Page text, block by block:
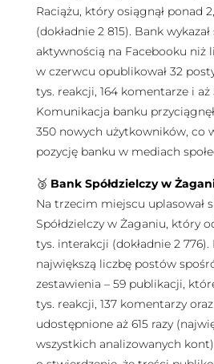
Raciążu, który osiągnął ponad
(dokładnie 2 815). Bank
aktywnością na Facebooku niż
w czerwcu opublikował 32
tys. reakcji, 164 komentarze i
Komunikacja banku
350 nowych użytkowników, co
pozycję banku w mediach
🥉 Bank Spółdzielczy w
Na trzecim miejscu uplasował
Spółdzielczy w Żaganiu, który
tys. interakcji (dokładnie 2
największą liczbę postów
zestawienia – 59 publikacji,
tys. reakcji, 137 komentarzy oraz
udostępnione aż 615 razy
wszystkich analizowanych